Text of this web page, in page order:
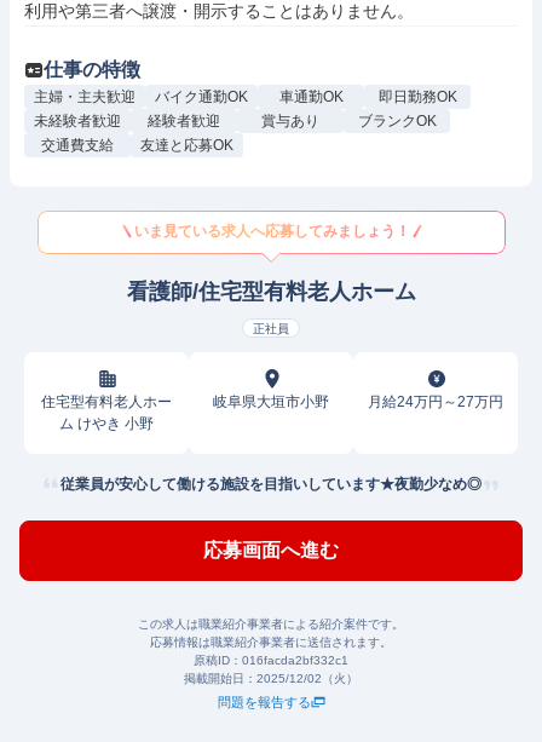
利用や第三者へ譲渡・開示することはありません。
仕事の特徴
主婦・主夫歓迎 バイク通勤OK 車通勤OK
即日勤務OK
未経験者歓迎
経験者歓迎 賞与あり
ブランクOK
交通費支給
友達と応募OK
いま見ている求人へ応募してみましょう！
看護師/住宅型有料老人ホーム
正社員
住宅型有料老人ホー
ム けやき 小野
岐阜県大垣市小野 月給24万円～27万円
従業員が安心して働ける施設を目指いしています★夜勤少なめ◎
応募画面へ進む
この求人は職業紹介事業者による紹介案件です。
応募情報は職業紹介事業者に送信されます。
原稿ID： 016facda2bf332c1
掲載開始日： 2025/12/02（火）
問題を報告する